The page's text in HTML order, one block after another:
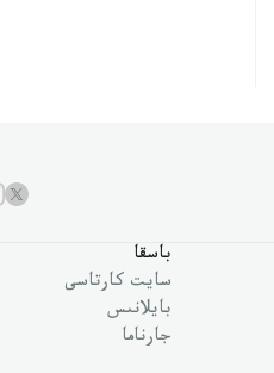
باسقا
سايت كارتاسى
بايلانىس
جارناما